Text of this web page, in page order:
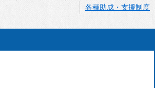
各種助成・支援制度